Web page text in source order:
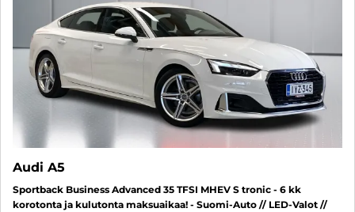
Audi A5
Sportback Business Advanced 35 TFSI MHEV S tronic - 6 kk
korotonta ja kulutonta maksuaikaa! - Suomi-Auto // LED-Valot //